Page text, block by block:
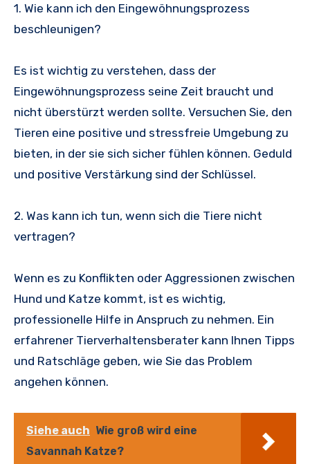
1. Wie kann ich den Eingewöhnungsprozess
beschleunigen?
Es ist wichtig zu verstehen, dass der
Eingewöhnungsprozess seine Zeit braucht und
nicht überstürzt werden sollte. Versuchen Sie, den
Tieren eine positive und stressfreie Umgebung zu
bieten, in der sie sich sicher fühlen können. Geduld
und positive Verstärkung sind der Schlüssel.
2. Was kann ich tun, wenn sich die Tiere nicht
vertragen?
Wenn es zu Konflikten oder Aggressionen zwischen
Hund und Katze kommt, ist es wichtig,
professionelle Hilfe in Anspruch zu nehmen. Ein
erfahrener Tierverhaltensberater kann Ihnen Tipps
und Ratschläge geben, wie Sie das Problem
angehen können.
Siehe auch Wie groß wird eine
Savannah Katze?